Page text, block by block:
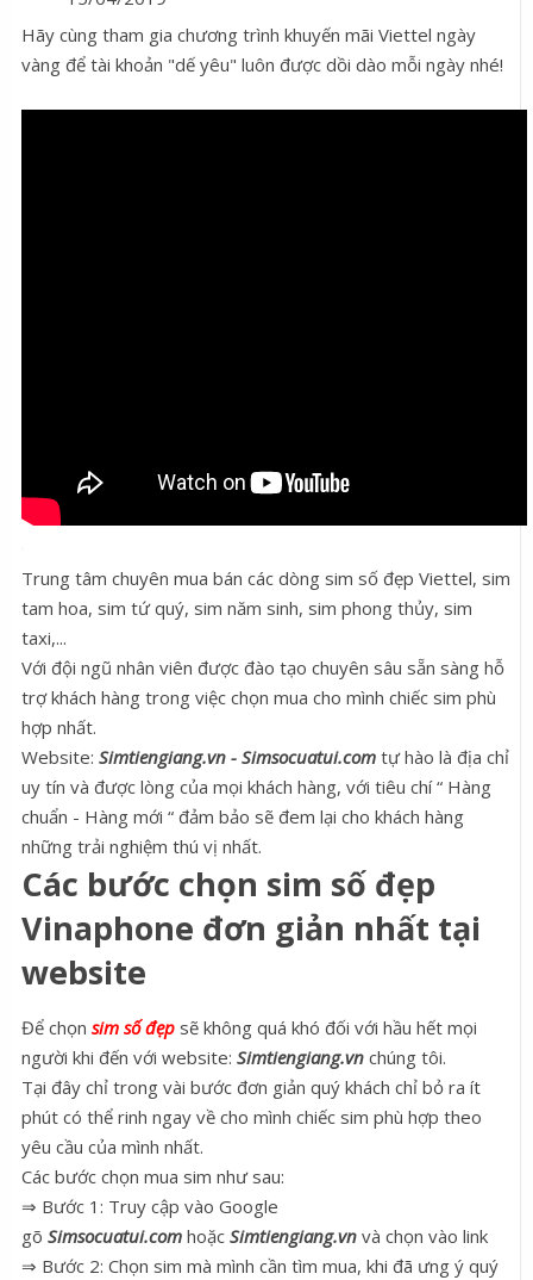
Hãy cùng tham gia chương trình khuyến mãi Viettel ngày
vàng để tài khoản "dế yêu" luôn được dồi dào mỗi ngày nhé!
Trung tâm chuyên mua bán các dòng sim số đẹp Viettel, sim
tam hoa, sim tứ quý, sim năm sinh, sim phong thủy, sim
taxi,...
Với đội ngũ nhân viên được đào tạo chuyên sâu sẵn sàng hỗ
trợ khách hàng trong việc chọn mua cho mình chiếc sim phù
hợp nhất.
Website: Simtiengiang.vn - Simsocuatui.com tự hào là địa chỉ
uy tín và được lòng của mọi khách hàng, với tiêu chí “ Hàng
chuẩn - Hàng mới “ đảm bảo sẽ đem lại cho khách hàng
những trải nghiệm thú vị nhất.
Các bước chọn sim số đẹp
Vinaphone đơn giản nhất tại
website
Để chọn sim số đẹp sẽ không quá khó đối với hầu hết mọi
người khi đến với website: Simtiengiang.vn chúng tôi.
Tại đây chỉ trong vài bước đơn giản quý khách chỉ bỏ ra ít
phút có thể rinh ngay về cho mình chiếc sim phù hợp theo
yêu cầu của mình nhất.
Các bước chọn mua sim như sau:
⇒ Bước 1: Truy cập vào Google
gõ Simsocuatui.com hoặc Simtiengiang.vn và chọn vào link
⇒ Bước 2: Chọn sim mà mình cần tìm mua, khi đã ưng ý quý